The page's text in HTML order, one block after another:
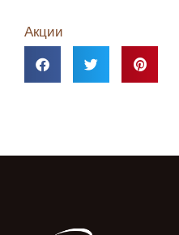
Акции